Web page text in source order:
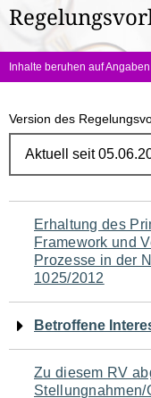
hier:
Inhalte beruhen auf
Version des
Navigation
für
den
Erhaltung des
Framework und
Prozesse in der
1025/2012
Betroffene
Zu diesem RV
Stellungnahmen/